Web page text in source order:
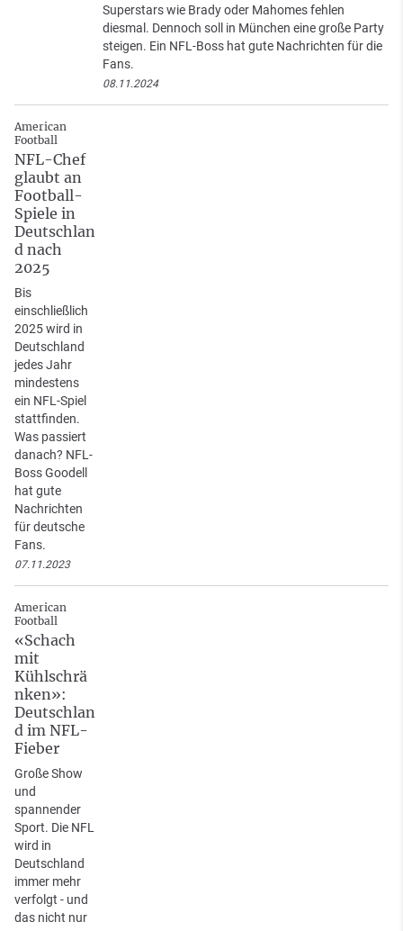
Superstars wie Brady oder Mahomes fehlen
diesmal. Dennoch soll in München eine große Party
steigen. Ein NFL-Boss hat gute Nachrichten für die
Fans.
08.11.2024
American
Football
NFL-Chef
glaubt an
Football-
Spiele in
Deutschlan
d nach
2025
Bis
einschließlich
2025 wird in
Deutschland
jedes Jahr
mindestens
ein NFL-Spiel
stattfinden.
Was passiert
danach? NFL-
Boss Goodell
hat gute
Nachrichten
für deutsche
Fans.
07.11.2023
American
Football
«Schach
mit
Kühlschrä
nken»:
Deutschlan
d im NFL-
Fieber
Große Show
und
spannender
Sport. Die NFL
wird in
Deutschland
immer mehr
verfolgt - und
das nicht nur